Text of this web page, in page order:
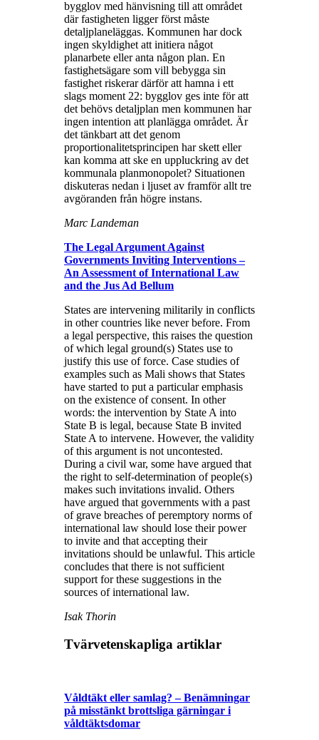
bygglov med hänvisning till att området
där fastigheten ligger först måste
detaljplaneläggas. Kommunen har dock
ingen skyldighet att initiera något
planarbete eller anta någon plan. En
fastighetsägare som vill bebygga sin
fastighet riskerar därför att hamna i ett
slags moment 22: bygglov ges inte för att
det behövs detaljplan men kommunen har
ingen intention att planlägga området. Är
det tänkbart att det genom
proportionalitetsprincipen har skett eller
kan komma att ske en uppluckring av det
kommunala planmonopolet? Situationen
diskuteras nedan i ljuset av framför allt tre
avgöranden från högre instans.
Marc Landeman
The Legal Argument Against
Governments Inviting Interventions –
An Assessment of International Law
and the Jus Ad Bellum
States are intervening militarily in conflicts
in other countries like never before. From
a legal perspective, this raises the question
of which legal ground(s) States use to
justify this use of force. Case studies of
examples such as Mali shows that States
have started to put a particular emphasis
on the existence of consent. In other
words: the intervention by State A into
State B is legal, because State B invited
State A to intervene. However, the validity
of this argument is not uncontested.
During a civil war, some have argued that
the right to self-determination of people(s)
makes such invitations invalid. Others
have argued that governments with a past
of grave breaches of peremptory norms of
international law should lose their power
to invite and that accepting their
invitations should be unlawful. This article
concludes that there is not sufficient
support for these suggestions in the
sources of international law.
Isak Thorin
Tvärvetenskapliga artiklar
Våldtäkt eller samlag? – Benämningar
på misstänkt brottsliga gärningar i
våldtäktsdomar